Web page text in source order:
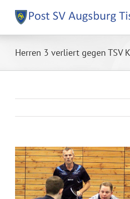
Inhalt
springen
Herren 3 verliert gegen TSV
Zeige
grösseres
Bild